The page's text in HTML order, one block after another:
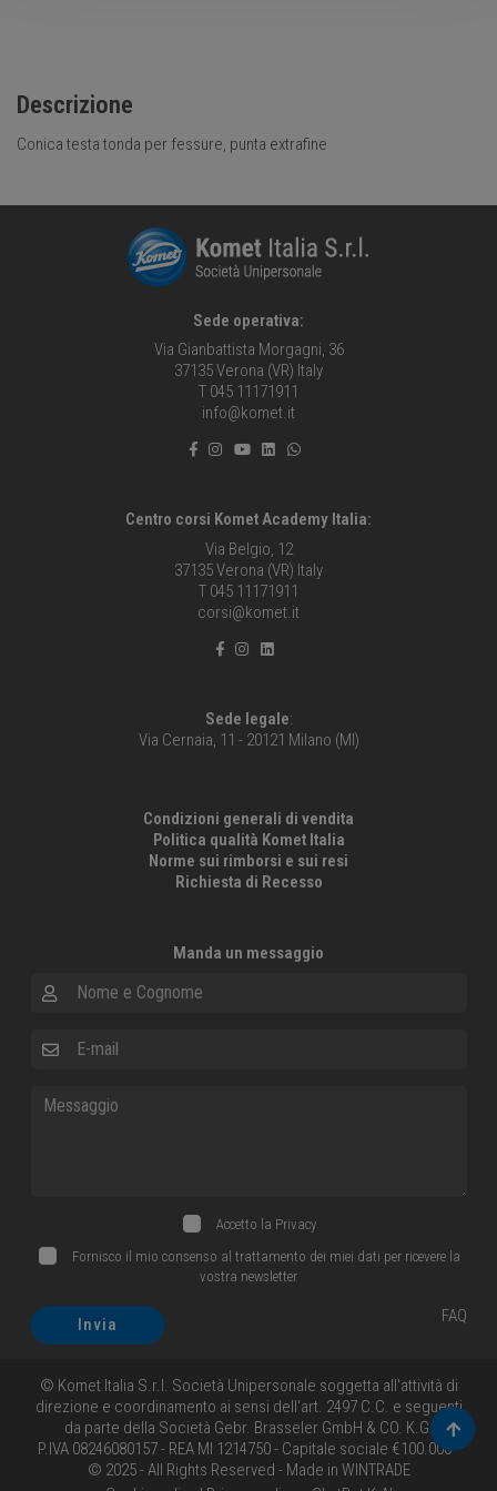
Descrizione
Conica testa tonda per fessure, punta extrafine
Sede operativa:
Via Gianbattista Morgagni, 36
37135 Verona (VR) Italy
T 045 11171911
info@komet.it
Centro corsi Komet Academy Italia:
Via Belgio, 12
37135 Verona (VR) Italy
T 045 11171911
corsi@komet.it
Sede legale:
Via Cernaia, 11 - 20121 Milano (MI)
Condizioni generali di vendita
Politica qualità Komet Italia
Norme sui rimborsi e sui resi
Richiesta di Recesso
Manda un messaggio
Accetto la Privacy
Fornisco il mio consenso al trattamento dei miei dati per ricevere la
vostra newsletter
Invia FAQ
© Komet Italia S.r.l. Società Unipersonale soggetta all'attività di
direzione e coordinamento ai sensi dell'art. 2497 C.C. e seguenti
da parte della Società Gebr. Brasseler GmbH & CO. K.G.
P.IVA 08246080157 - REA MI 1214750 - Capitale sociale €100.000 -
© 2025 - All Rights Reserved - Made in WINTRADE
Torna